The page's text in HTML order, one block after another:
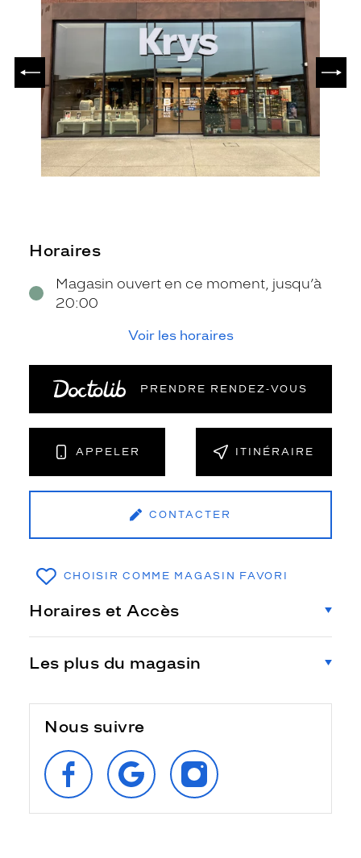
PRÉCÉDENT
Horaires
Magasin ouvert en ce moment, jusqu’à
20:00
Voir les horaires
PRENDRE RENDEZ‑VOUS
APPELER ITINÉRAIRE
CONTACTER
CHOISIR COMME MAGASIN FAVORI
Horaires et Accès
Les plus du magasin
Nous suivre
SUIVEZ‑NOUS
SUR
FACEBOOK
RETROUVEZ‑NOUS
SUR
GOOGLE
SUIVEZ‑NOUS
SUR
INSTAGRAM